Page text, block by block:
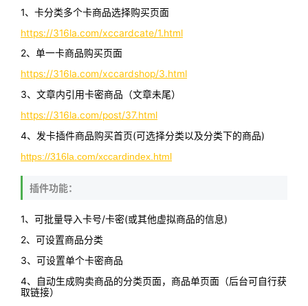
1、卡分类多个卡商品选择购买页面
https://316la.com/xccardcate/1.html
2、单一卡商品购买页面
https://316la.com/xccardshop/3.html
3、文章内引用卡密商品（文章未尾）
https://316la.com/post/37.html
4、发卡插件商品购买首页(可选择分类以及分类下的商品)
https://316la.com/xccardindex.html
插件功能：
1、可批量导入卡号/卡密(或其他虚拟商品的信息)
2、可设置商品分类
3、可设置单个卡密商品
4、自动生成购卖商品的分类页面，商品单页面（后台可自行获
取链接）